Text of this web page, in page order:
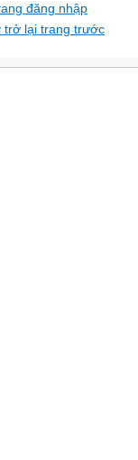
đăng nhập
trở lại trang trước